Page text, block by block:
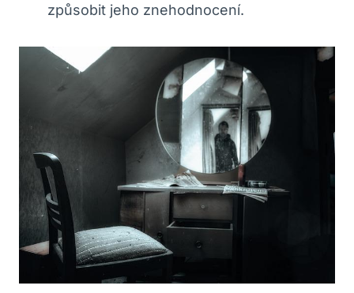
způsobit jeho znehodnocení.